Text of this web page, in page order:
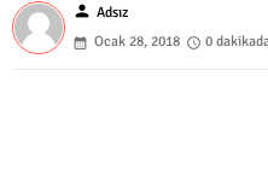
person Adsız
Ocak 28, 2018
0